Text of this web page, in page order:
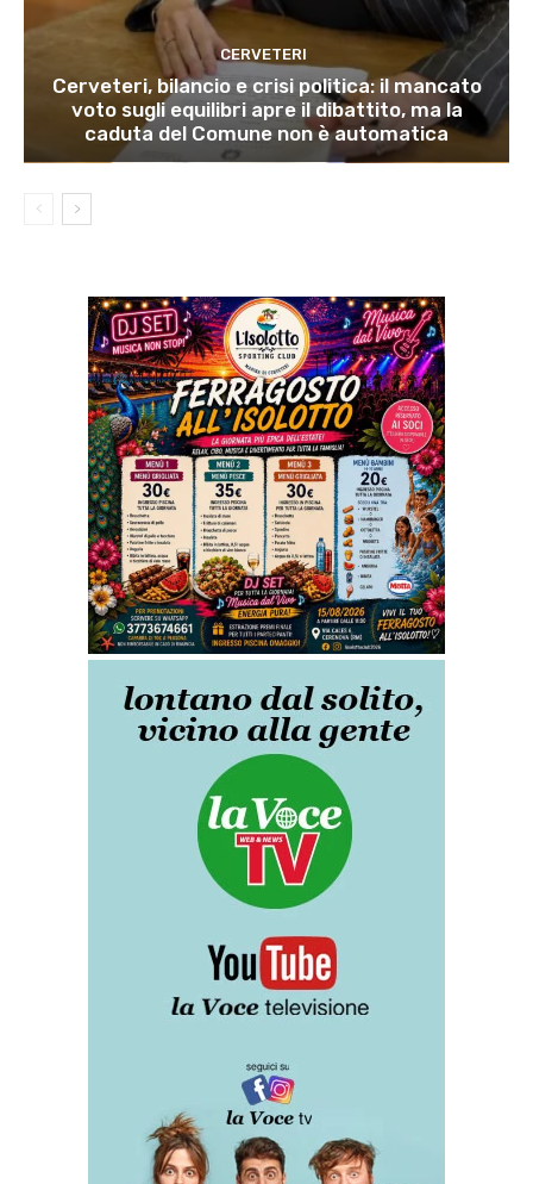
CERVETERI
Cerveteri, bilancio e crisi politica: il mancato
voto sugli equilibri apre il dibattito, ma la
caduta del Comune non è automatica